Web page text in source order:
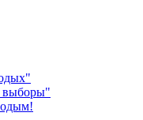
выборы"